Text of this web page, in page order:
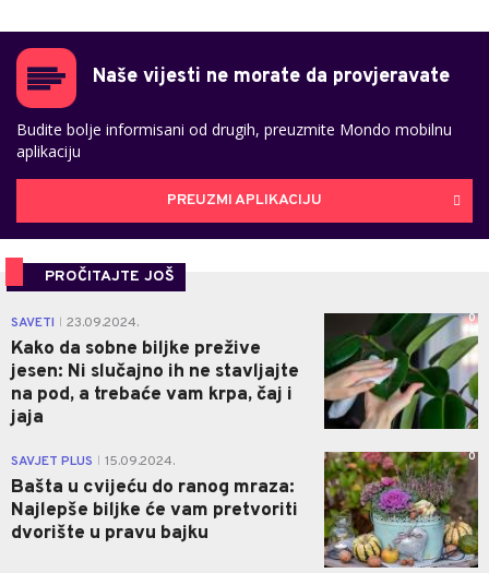
Naše vijesti ne morate da provjeravate
Budite bolje informisani od drugih, preuzmite Mondo mobilnu
aplikaciju
PREUZMI APLIKACIJU
PROČITAJTE JOŠ
SAVETI 23.09.2024.
Kako da sobne biljke prežive
jesen: Ni slučajno ih ne stavljajte
na pod, a trebaće vam krpa, čaj i
jaja
0
SAVJET PLUS 15.09.2024.
Bašta u cvijeću do ranog mraza:
Najlepše biljke će vam pretvoriti
dvorište u pravu bajku
0